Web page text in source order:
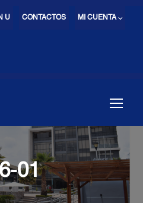
MI CUENTA ⌵
CONTACTOS
U
01